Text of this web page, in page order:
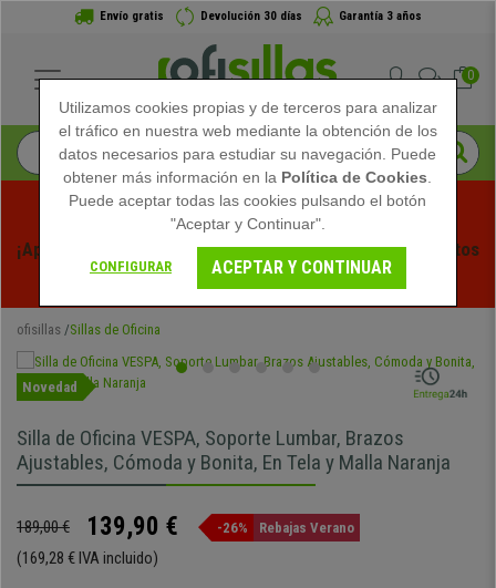
Envío gratis Devolución 30 días Garantía 3 años
0
¡Aprovecha las Rebajas de Verano en Ofisillas! Descuentos
Exclusivos por Tiempo Limitado - Ver Promo
ofisillas Sillas de Oficina
Novedad
Silla de Oficina VESPA, Soporte Lumbar, Brazos
Ajustables, Cómoda y Bonita, En Tela y Malla Naranja
189,00 € 139,90 € -26% Rebajas Verano
(169,28 € IVA incluido)
Utilizamos cookies propias y de terceros para analizar
el tráfico en nuestra web mediante la obtención de los
datos necesarios para estudiar su navegación. Puede
obtener más información en la Política de Cookies
Puede aceptar todas las cookies pulsando el botón
"Aceptar y Continuar".
CONFIGURAR ACEPTAR Y CONTINUAR